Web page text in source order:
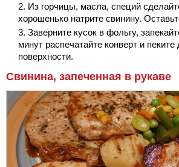
Из горчицы, масла, специй
хорошенько натрите свинину.
Заверните кусок в фольгу,
минут распечатайте конверт и
поверхности.
Свинина, запеченная в рукаве